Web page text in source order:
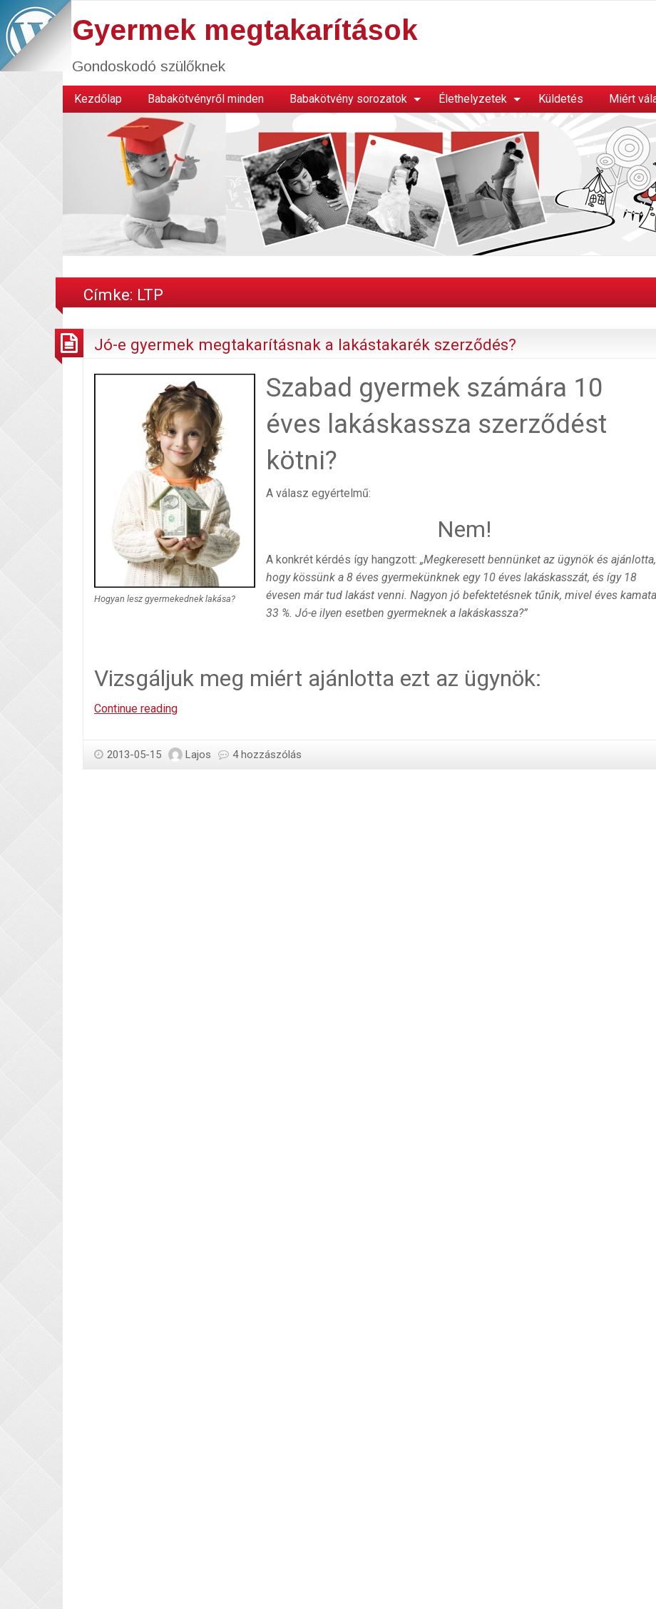
Gyermek megtakarítások
Gondoskodó szülőknek
Kezdőlap Babakötvényről minden Babakötvény sorozatok Élethelyzetek Küldetés Miért
Címke: LTP
Jó-e gyermek megtakarításnak a lakástakarék szerződés?
Hogyan lesz gyermekednek lakása?
Szabad gyermek számára 10
éves lakáskassza szerződést
kötni?
A válasz egyértelmű:
Nem!
A konkrét kérdés így hangzott: „Megkeresett bennünket az ügynök és ajánlotta,
hogy kössünk a 8 éves gyermekünknek egy 10 éves lakáskasszát, és így 18
évesen már tud lakást venni. Nagyon jó befektetésnek tűnik, mivel éves kamata
33 %. Jó-e ilyen esetben gyermeknek a lakáskassza?”
Vizsgáljuk meg miért ajánlotta ezt az ügynök:
Continue readingJó-
megtakarításnak
2013-05-15 Lajos 4 hozzászólás